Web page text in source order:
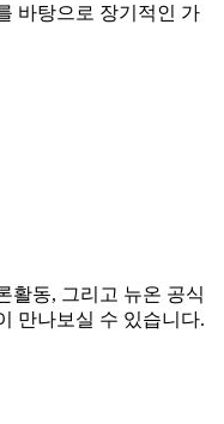
바탕으로 장기적인 가
활동, 그리고 뉴온 공식
만나보실 수 있습니다.